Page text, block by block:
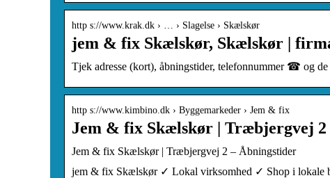
http s://www.krak.dk › … › Slagelse › Skælskør
jem & fix Skælskør, Skælskør |
Tjek adresse (kort), åbningstider, telefonnummer ☎ og
http s://www.kimbino.dk › Byggemarkeder › Jem & fix
Jem & fix Skælskør | Træbjergvej
Jem & fix Skælskør | Træbjergvej 2 – Åbningstider
jem & fix Skælskør ✓ Lokal virksomhed ✓ Shop i